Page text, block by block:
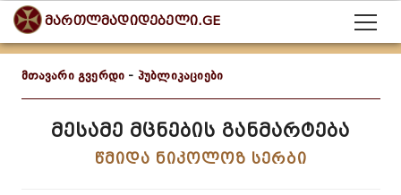
მართლმადიდებელი.GE
მთავარი გვერდი - პუბლიკაციები
მესამე მცნების განმარტება
წმიდა ნიკოლოზ სერბი